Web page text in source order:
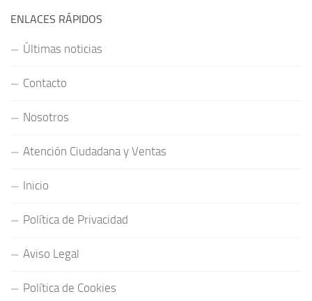
ENLACES RÁPIDOS
Últimas noticias
Contacto
Nosotros
Atención Ciudadana y Ventas
Inicio
Política de Privacidad
Aviso Legal
Política de Cookies